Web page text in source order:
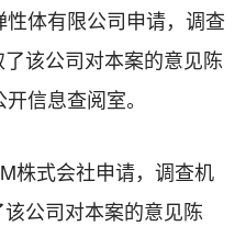
体有限公司申请，调查
该公司对本案的意见陈
信息查阅室。
株式会社申请，调查机
公司对本案的意见陈